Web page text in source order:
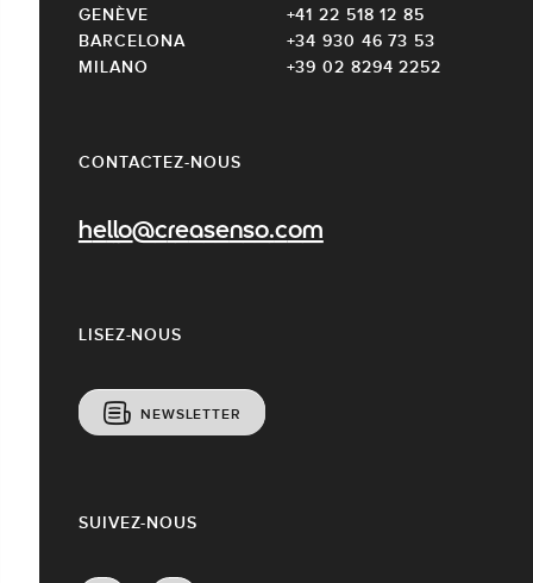
CONTACTEZ-NOUS
hello@creasenso.com
LISEZ-NOUS
NEWSLETTER
GENÈVE
+41 22 518 12 85
BARCELONA
+34 930 46 73 53
MILANO
+39 02 8294 2252
SUIVEZ-NOUS